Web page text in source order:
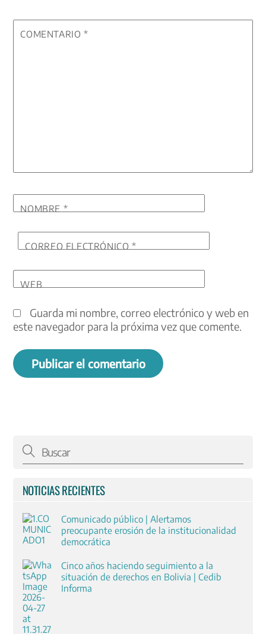
COMENTARIO*
NOMBRE *
CORREO ELECTRÓNICO*
WEB
Guarda mi nombre, correo electrónico y web en
este navegador para la próxima vez que comente.
NOTICIAS RECIENTES
Comunicado público | Alertamos
preocupante erosión de la institucionalidad
democrática
Cinco años haciendo seguimiento a la
situación de derechos en Bolivia | Cedib
Informa